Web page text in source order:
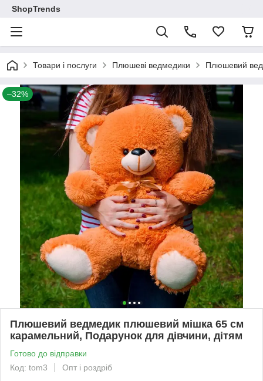
ShopTrends
Товари і послуги Плюшеві ведмедики Плюшевий
–32%
Плюшевий ведмедик плюшевий мішка 65 см
карамельний, Подарунок для дівчини, дітям
Готово до відправки
Код: tom3
Опт і роздріб